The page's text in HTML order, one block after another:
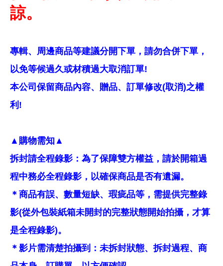
諒。
專輯、周邊商品等建議分開下單，請勿合併下單，
以免等候過久或材積過大取消訂單!
本公司保留商品內容、贈品、訂單修改(取消)之權
利!
▲購物需知▲
拆封請全程錄影：為了保障雙方權益，請於開箱過
程中務必全程錄影，以確保商品是否有遺漏。
＊商品有誤、數量短缺、瑕疵品等，需提供完整錄
影(從外包裝紙箱未開封的完整狀態開始拍攝，才算
是全程錄影)。
＊影片需清楚拍攝到：未拆封狀態、拆封過程、商